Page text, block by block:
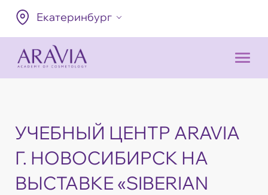
Екатеринбург
УЧЕБНЫЙ ЦЕНТР ARAVIA
Г. НОВОСИБИРСК НА
ВЫСТАВКЕ «SIBERIAN